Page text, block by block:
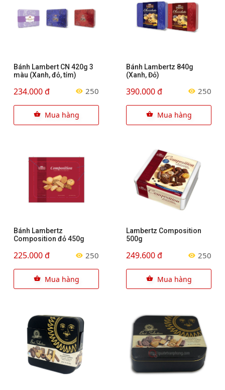
Bánh Lambert CN 420g 3
màu (Xanh, đỏ, tím)
234.000 đ 250
Mua hàng
Bánh Lambertz 840g
(Xanh, Đỏ)
390.000 đ 250
Mua hàng
Bánh Lambertz
Composition đỏ 450g
225.000 đ 250
Mua hàng
Lambertz Composition
500g
249.600 đ 250
Mua hàng